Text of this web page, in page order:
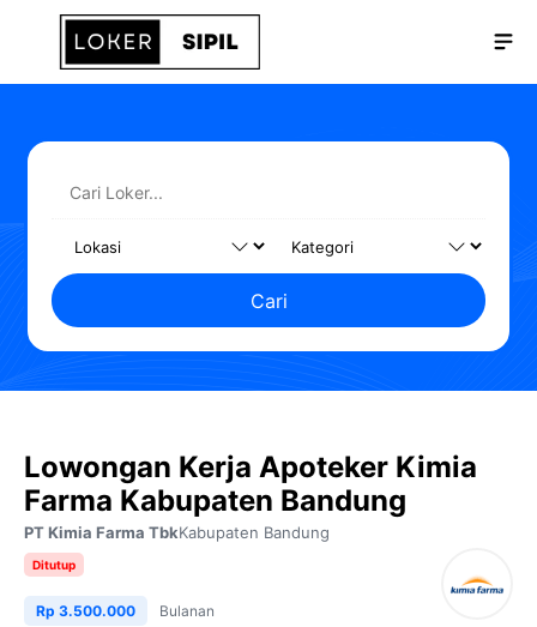
Langsung
Cari
Lowongan Kerja Apoteker Kimia
Farma Kabupaten Bandung
PT Kimia Farma TbkKabupaten Bandung
Ditutup
Rp 3.500.000 Bulanan